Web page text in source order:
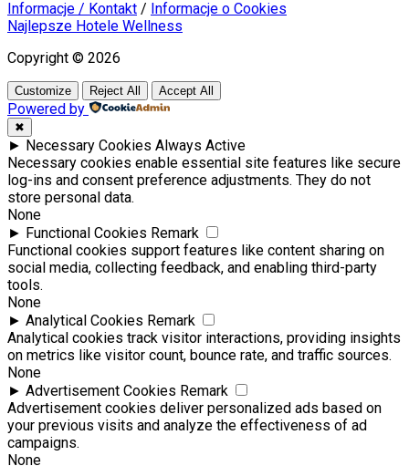
Informacje / Kontakt / Informacje o Cookies
Najlepsze Hotele Wellness
Copyright © 2026
Customize Reject All Accept All
Powered by
✖
► Necessary Cookies Always Active
Necessary cookies enable essential site features like secure
log-ins and consent preference adjustments. They do not
store personal data.
None
► Functional Cookies Remark
Functional cookies support features like content sharing on
social media, collecting feedback, and enabling third-party
tools.
None
► Analytical Cookies Remark
Analytical cookies track visitor interactions, providing insights
on metrics like visitor count, bounce rate, and traffic sources.
None
► Advertisement Cookies Remark
Advertisement cookies deliver personalized ads based on
your previous visits and analyze the effectiveness of ad
campaigns.
None